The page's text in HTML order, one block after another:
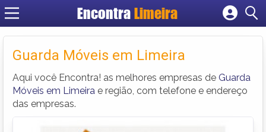
Encontra Limeira
Cadastrar empresa
Criar conta
Guarda Móveis em Limeira
Aqui você Encontra! as melhores empresas de Guarda
Móveis em Limeira e região, com telefone e endereço
das empresas.